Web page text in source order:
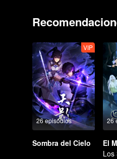
26 episodios
VIP
Sombra del Cielo
26